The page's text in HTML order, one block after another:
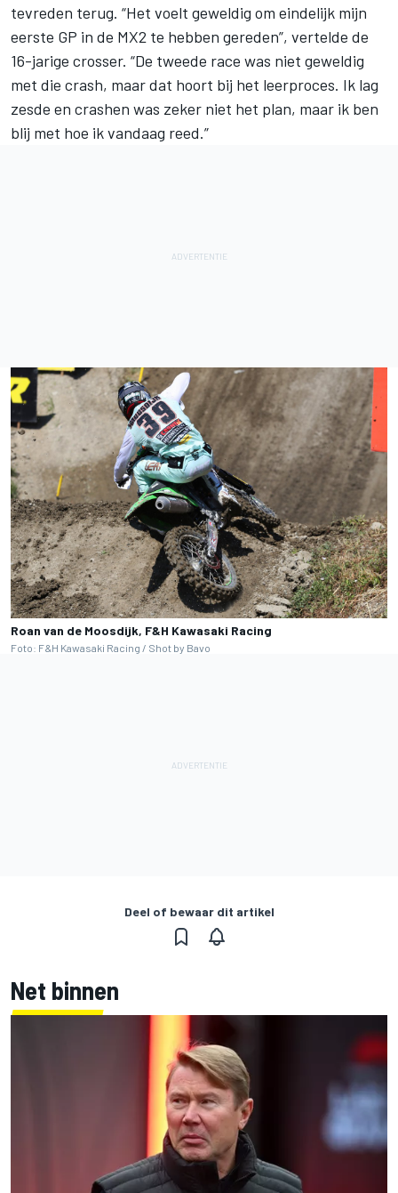
tevreden terug. “Het voelt geweldig om eindelijk mijn
eerste GP in de MX2 te hebben gereden”, vertelde de
16-jarige crosser. “De tweede race was niet geweldig
met die crash, maar dat hoort bij het leerproces. Ik lag
zesde en crashen was zeker niet het plan, maar ik ben
blij met hoe ik vandaag reed.”
Roan van de Moosdijk, F&H Kawasaki Racing
Foto: F&H Kawasaki Racing / Shot by Bavo
Deel of bewaar dit artikel
Net binnen